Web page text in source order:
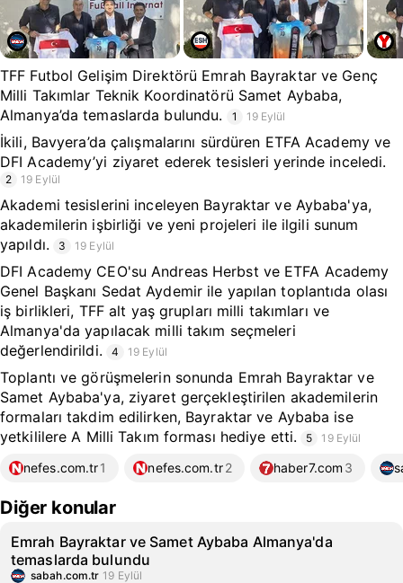
TFF Futbol Gelişim Direktörü Emrah Bayraktar ve Genç
Milli Takımlar Teknik Koordinatörü Samet Aybaba,
Almanya’da temaslarda bulundu.
1 19 Eylül
İkili, Bavyera’da çalışmalarını sürdüren ETFA Academy ve
DFI Academy’yi ziyaret ederek tesisleri yerinde inceledi.
2 19 Eylül
Akademi tesislerini inceleyen Bayraktar ve Aybaba'ya,
akademilerin işbirliği ve yeni projeleri ile ilgili sunum
yapıldı.
3 19 Eylül
DFI Academy CEO'su Andreas Herbst ve ETFA Academy
Genel Başkanı Sedat Aydemir ile yapılan toplantıda olası
iş birlikleri, TFF alt yaş grupları milli takımları ve
Almanya'da yapılacak milli takım seçmeleri
değerlendirildi.
4 19 Eylül
Toplantı ve görüşmelerin sonunda Emrah Bayraktar ve
Samet Aybaba'ya, ziyaret gerçekleştirilen akademilerin
formaları takdim edilirken, Bayraktar ve Aybaba ise
yetkililere A Milli Takım forması hediye etti.
5 19 Eylül
nefes.com.tr1 nefes.com.tr2 haber7.com 3
Diğer konular
Emrah Bayraktar ve Samet Aybaba Almanya'da
temaslarda bulundu
sabah.com.tr 19 Eylül